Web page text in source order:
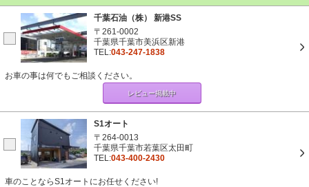
千葉石油（株） 新港SS
〒261-0002
千葉県千葉市美浜区新港
TEL:043-247-1838
お車の事は何でもご相談ください。
レビュー掲載中
S1オート
〒264-0013
千葉県千葉市若葉区太田町
TEL:043-400-2430
車のことならS1オートにお任せください!